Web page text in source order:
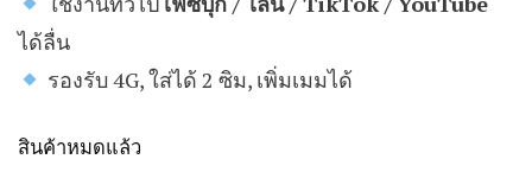
ได้ลื่น
รองรับ 4G, ใส่ได้ 2 ซิม, เพิ่มเมมได้
สินค้าหมดแล้ว